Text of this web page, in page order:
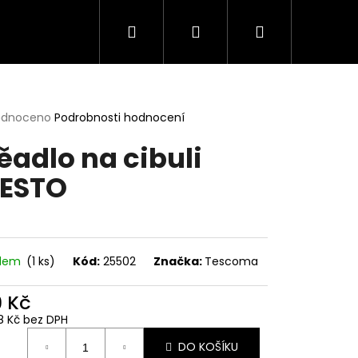
Hledat PřihlášeníNákupní
Podrobnosti hodnocení
na cibuli
(1 ks) Kód: 25502 Značka: Tescoma
Kč
Kč bez DPH
DO KOŠÍKU